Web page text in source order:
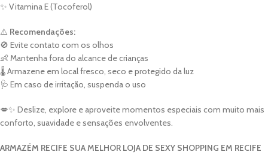
✨ Vitamina E (Tocoferol)
⚠️ Recomendações:
🚫 Evite contato com os olhos
👶 Mantenha fora do alcance de crianças
🌡️ Armazene em local fresco, seco e protegido da luz
🩺 Em caso de irritação, suspenda o uso
💋✨ Deslize, explore e aproveite momentos especiais com muito mais
conforto, suavidade e sensações envolventes.
ARMAZÉM RECIFE SUA MELHOR LOJA DE SEXY SHOPPING EM RECIFE